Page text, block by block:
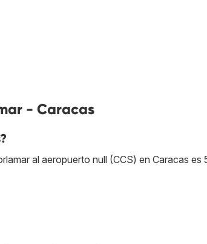
- Caracas
al aeropuerto null (CCS) en Caracas es